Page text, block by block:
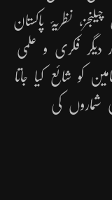
نظریۂ پاکستان
دیگر فکری و علمی
کو شائع کیا جاتا
شماروں کی